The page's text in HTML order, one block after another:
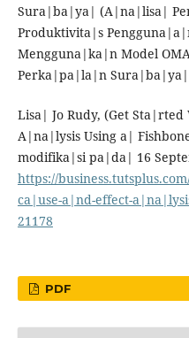
Sura|ba|ya| (A|na|lisa|
Produktivita|s
Mengguna|ka|n Model
Perka|pa|la|n
Lisa| Jo Rudy, (Get
A|na|lysis Using a|
modifika|si pa|da| 16
https://
ca|use-a|nd-effect-
21178
PDF